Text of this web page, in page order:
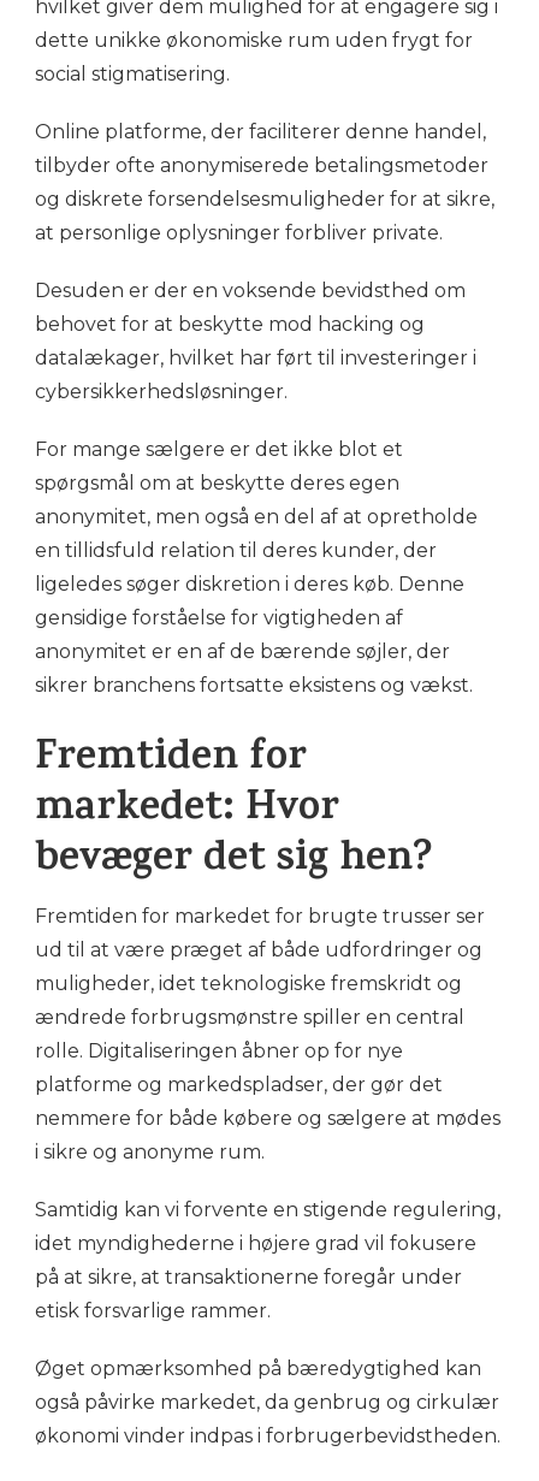
hvilket giver dem mulighed for at engagere sig i
dette unikke økonomiske rum uden frygt for
social stigmatisering.
Online platforme, der faciliterer denne handel,
tilbyder ofte anonymiserede betalingsmetoder
og diskrete forsendelsesmuligheder for at sikre,
at personlige oplysninger forbliver private.
Desuden er der en voksende bevidsthed om
behovet for at beskytte mod hacking og
datalækager, hvilket har ført til investeringer i
cybersikkerhedsløsninger.
For mange sælgere er det ikke blot et
spørgsmål om at beskytte deres egen
anonymitet, men også en del af at opretholde
en tillidsfuld relation til deres kunder, der
ligeledes søger diskretion i deres køb. Denne
gensidige forståelse for vigtigheden af
anonymitet er en af de bærende søjler, der
sikrer branchens fortsatte eksistens og vækst.
Fremtiden for
markedet: Hvor
bevæger det sig hen?
Fremtiden for markedet for brugte trusser ser
ud til at være præget af både udfordringer og
muligheder, idet teknologiske fremskridt og
ændrede forbrugsmønstre spiller en central
rolle. Digitaliseringen åbner op for nye
platforme og markedspladser, der gør det
nemmere for både købere og sælgere at mødes
i sikre og anonyme rum.
Samtidig kan vi forvente en stigende regulering,
idet myndighederne i højere grad vil fokusere
på at sikre, at transaktionerne foregår under
etisk forsvarlige rammer.
Øget opmærksomhed på bæredygtighed kan
også påvirke markedet, da genbrug og cirkulær
økonomi vinder indpas i forbrugerbevidstheden.